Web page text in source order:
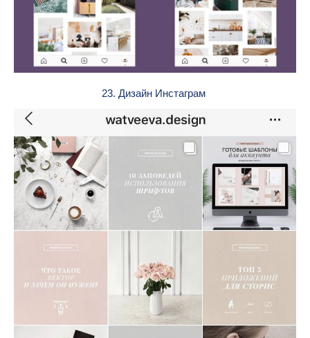
23. Дизайн Инстаграм